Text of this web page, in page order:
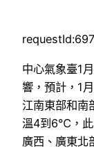
中心氣象臺1
響，預計，1
江南東部和南
溫4到6℃，此
廣西、廣東